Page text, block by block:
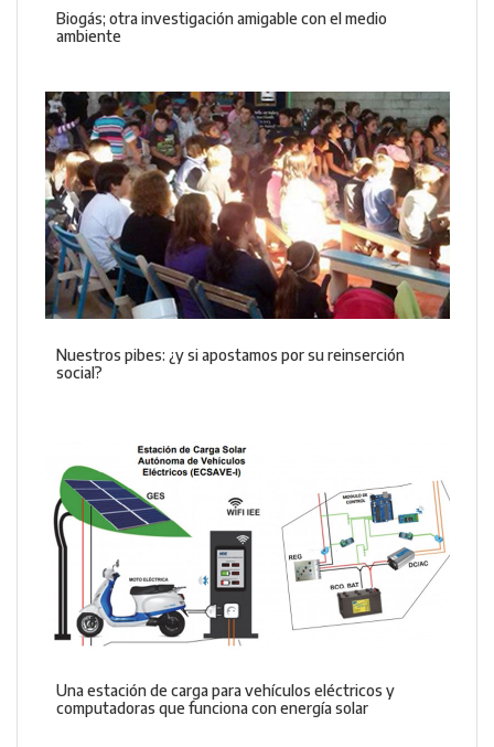
Biogás; otra investigación amigable con el medio
ambiente
Nuestros pibes: ¿y si apostamos por su reinserción
social?
Una estación de carga para vehículos eléctricos y
computadoras que funciona con energía solar